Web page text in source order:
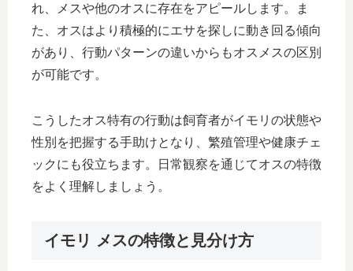
れ、メスや他のオスに存在をアピールします。ま
た、オスはより積極的にエサを探しに動き回る傾向
があり、行動パターンの違いからもオスメスの区別
が可能です。
こうしたオス特有の行動は飼育者がイモリの状態や
性別を把握する手助けとなり、繁殖管理や健康チェ
ックにも役立ちます。日常観察を通じてオスの特徴
をよく理解しましょう。
イモリ メスの特徴と見分け方